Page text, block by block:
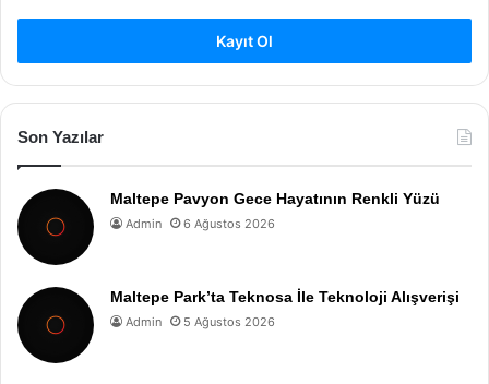
Kayıt Ol
Son Yazılar
Maltepe Pavyon Gece Hayatının Renkli Yüzü
Admin 6 Ağustos 2026
Maltepe Park’ta Teknosa İle Teknoloji Alışverişi
Admin 5 Ağustos 2026